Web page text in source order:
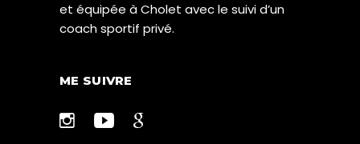
et équipée à Cholet avec le suivi d’un
coach sportif privé.
ME SUIVRE